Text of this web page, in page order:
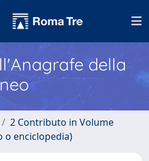
della
2 Contributo in Volume
o enciclopedia)